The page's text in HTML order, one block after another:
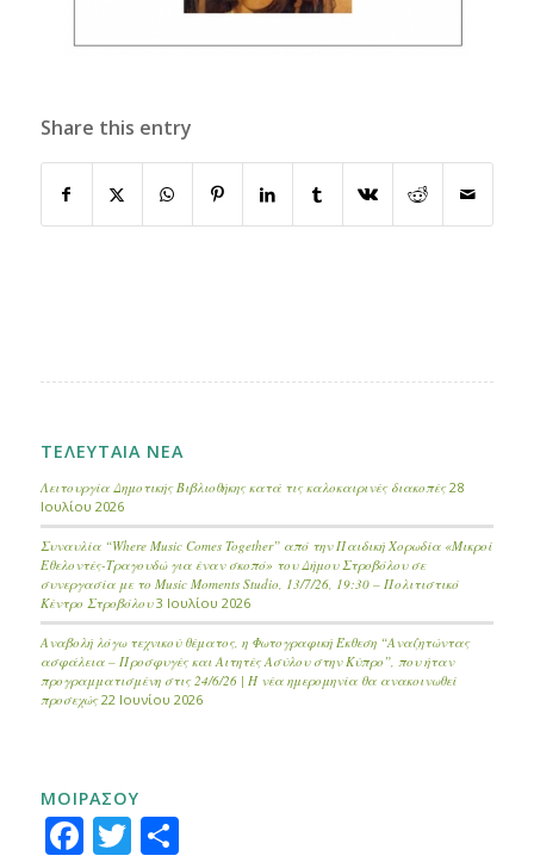
Share this entry
ΤΕΛΕΥΤΑΙΑ ΝΕΑ
Λειτουργία Δημοτικής Βιβλιοθήκης κατά τις καλοκαιρινές διακοπές 28
Ιουλίου 2026
Συναυλία “Where Music Comes Together” από την Παιδική Χορωδία «Μικροί
Εθελοντές-Τραγουδώ για έναν σκοπό» του Δήμου Στροβόλου σε
συνεργασία με το Music Moments Studio, 13/7/26, 19:30 – Πολιτιστικό
Κέντρο Στροβόλου 3 Ιουλίου 2026
Αναβολή λόγω τεχνικού θέματος, η Φωτογραφική Έκθεση “Αναζητώντας
ασφάλεια – Προσφυγές και Αιτητές Ασύλου στην Κύπρο”, που ήταν
προγραμματισμένη στις 24/6/26 | Η νέα ημερομηνία θα ανακοινωθεί
προσεχώς 22 Ιουνίου 2026
ΜΟΙΡΑΣΟΥ
Facebook
Twitter
Μοιραστείτε